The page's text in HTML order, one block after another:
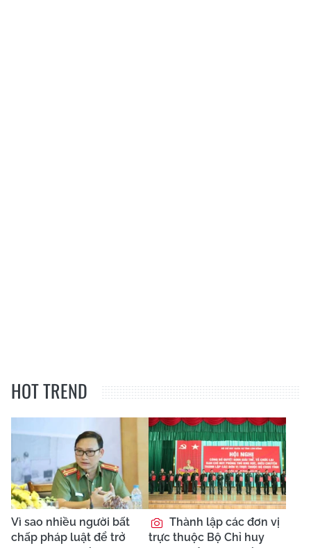
HOT TREND
Vì sao nhiều người bất
chấp pháp luật để trở
Thành lập các đơn vị
trực thuộc Bộ Chỉ huy